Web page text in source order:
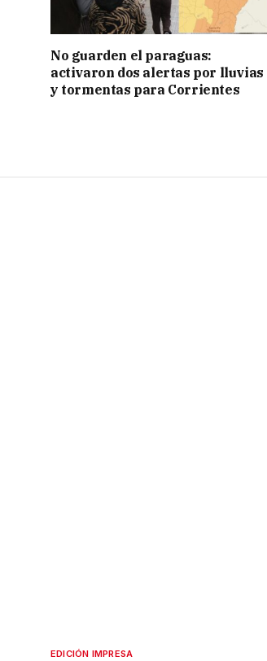
No guarden el paraguas:
activaron dos alertas por lluvias
y tormentas para Corrientes
EDICIÓN IMPRESA